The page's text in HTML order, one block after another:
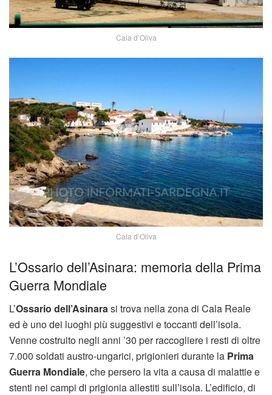
Cala d’Oliva
Cala d’Oliva
L’Ossario dell’Asinara: memoria della Prima
Guerra Mondiale
L’Ossario dell’Asinarasi trova nella zona di Cala Reale
ed è uno dei luoghi più suggestivi e toccanti dell’isola.
Venne costruito negli anni ’30 per raccogliere i resti di oltre
7.000 soldati austro-ungarici, prigionieri durante la Prima
Guerra Mondiale, che persero la vita a causa di malattie e
stenti nei campi di prigionia allestiti sull’isola. L’edificio, di